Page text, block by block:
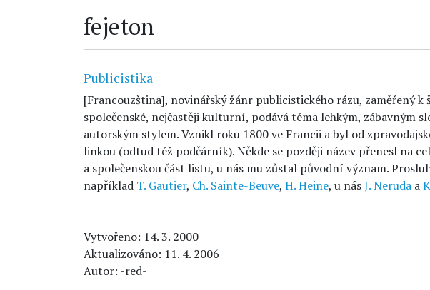
fejeton
Publicistika
[Francouzština], novinářský žánr publicistického rázu, zaměřený
společenské, nejčastěji kulturní, podává téma lehkým, zábavným
autorským stylem. Vznikl roku 1800 ve Francii a byl od
linkou (odtud též podčárník). Někde se později název přenesl na
a společenskou část listu, u nás mu zůstal původní význam.
například T. Gautier, Ch. Sainte-Beuve, H. Heine, u násJ. Neruda a
Vytvořeno: 14. 3. 2000
Aktualizováno: 11. 4. 2006
Autor: -red-